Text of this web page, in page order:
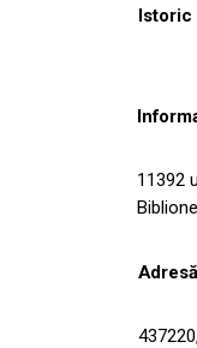
Istoric
11392
Adresă